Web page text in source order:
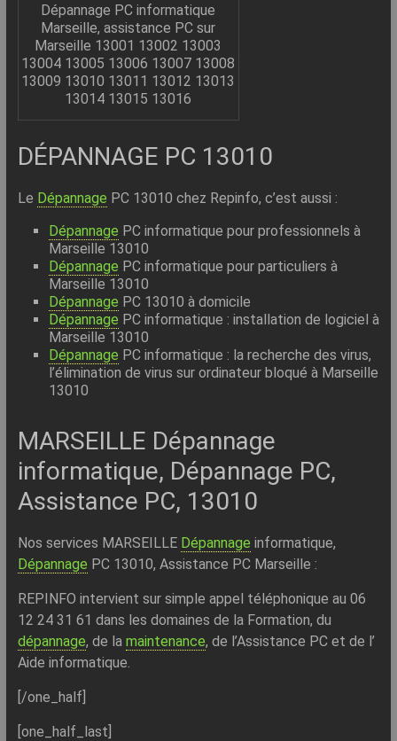
Dépannage PC informatique
Marseille, assistance PC sur
Marseille 13001 13002 13003
13004 13005 13006 13007 13008
13009 13010 13011 13012 13013
13014 13015 13016
DÉPANNAGE PC 13010
Le Dépannage PC 13010 chez Repinfo, c’est aussi :
Dépannage PC informatique pour professionnels à
Marseille 13010
Dépannage PC informatique pour particuliers à
Marseille 13010
Dépannage PC 13010 à domicile
Dépannage PC informatique : installation de logiciel à
Marseille 13010
Dépannage PC informatique : la recherche des virus,
l’élimination de virus sur ordinateur bloqué à Marseille
13010
MARSEILLE Dépannage
informatique, Dépannage PC,
Assistance PC, 13010
Nos services MARSEILLE Dépannage informatique,
Dépannage PC 13010, Assistance PC Marseille :
REPINFO intervient sur simple appel téléphonique au 06
12 24 31 61 dans les domaines de la Formation, du
dépannage, de la maintenance, de l’Assistance PC et de l’
Aide informatique.
[/one_half]
[one_half_last]